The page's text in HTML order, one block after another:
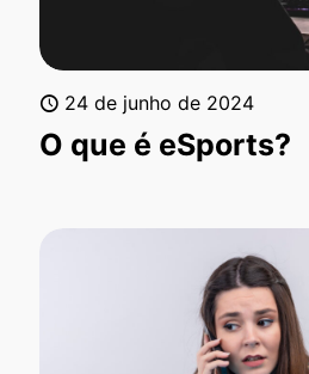
24 de junho de 2024
O que é eSports?